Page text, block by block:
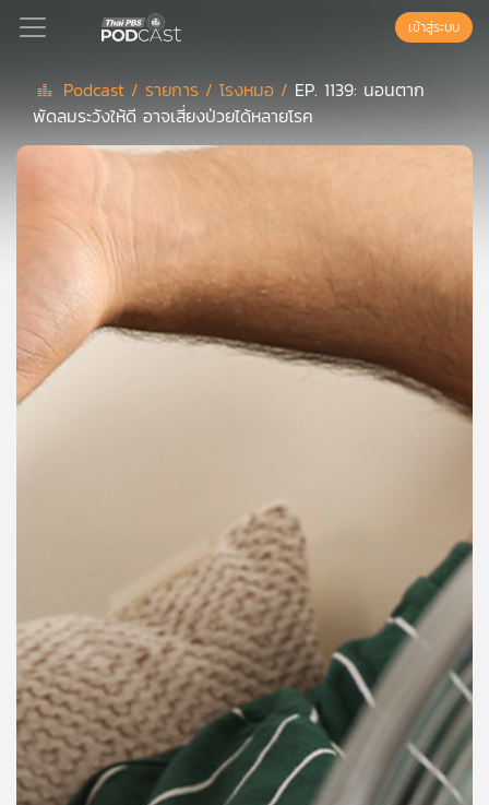
Podcast
แนะนำ
เพล
ย์
บทความ
ข่าว
และ
กิจกรรม
เข้าสู่ระบบ
Podcast / รายการ /โรงหมอ / EP. 1139: นอนตาก
พัดลมระวังให้ดี อาจเสี่ยงป่วยได้หลายโรค